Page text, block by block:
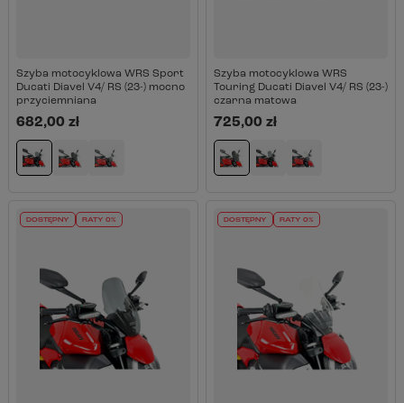
Szyba motocyklowa WRS Sport
Ducati Diavel V4/ RS (23-) mocno
przyciemniana
682,00 zł
Szyba motocyklowa WRS
Touring Ducati Diavel V4/ RS (23-)
czarna matowa
725,00 zł
DOSTĘPNY RATY 0% DOSTĘPNY RATY 0%